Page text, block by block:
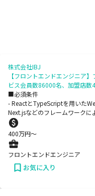
株式会社IBJ
【フロントエンドエンジニア
ビス会員数86000名、加盟店数
■必須条件
- ReactとTypeScriptを用いた
Next.jsなどのフレームワーク
400万円〜
フロントエンドエンジニア
お気に入り